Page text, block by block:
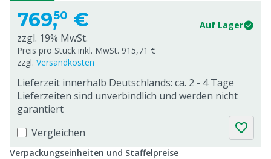
769,50 € Auf Lager
zzgl. 19% MwSt.
Preis pro Stück inkl. MwSt. 915,71 €
zzgl. Versandkosten
Lieferzeit innerhalb Deutschlands: ca. 2 - 4 Tage
Lieferzeiten sind unverbindlich und werden nicht
garantiert
Vergleichen
Verpackungseinheiten und Staffelpreise